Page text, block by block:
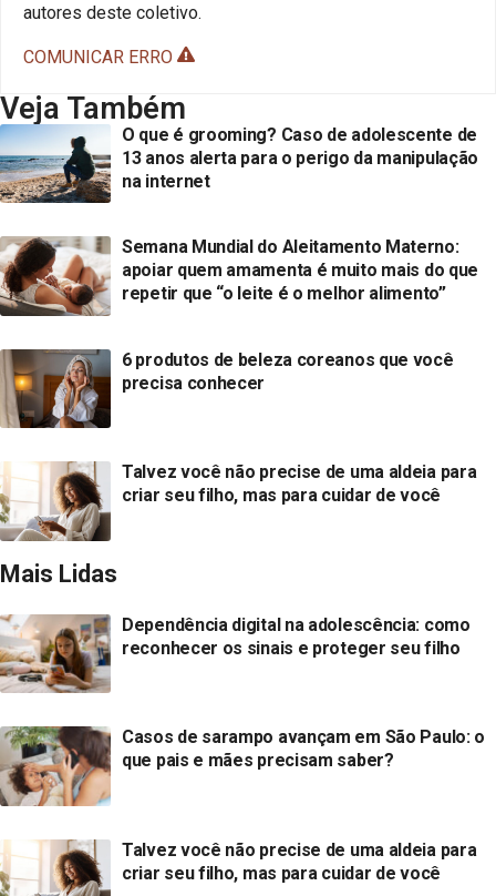
autores deste coletivo.
COMUNICAR ERRO
Veja Também
O que é grooming? Caso de adolescente de
13 anos alerta para o perigo da manipulação
na internet
Semana Mundial do Aleitamento Materno:
apoiar quem amamenta é muito mais do que
repetir que “o leite é o melhor alimento”
6 produtos de beleza coreanos que você
precisa conhecer
Talvez você não precise de uma aldeia para
criar seu filho, mas para cuidar de você
Mais Lidas
Dependência digital na adolescência: como
reconhecer os sinais e proteger seu filho
Casos de sarampo avançam em São Paulo: o
que pais e mães precisam saber?
Talvez você não precise de uma aldeia para
criar seu filho, mas para cuidar de você